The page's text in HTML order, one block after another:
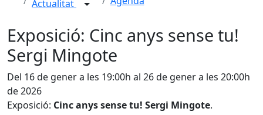
Actualitat
Exposició: Cinc anys sense tu!
Sergi Mingote
Del 16 de gener a les 19:00h al 26 de gener a les 20:00h
de 2026
Exposició: Cinc anys sense tu! Sergi Mingote.